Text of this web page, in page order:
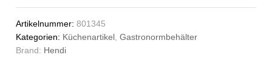
(H)40mm
Anzahl
Artikelnummer:801345
Kategorien: Küchenartikel,Gastronormbehälter
Brand: Hendi